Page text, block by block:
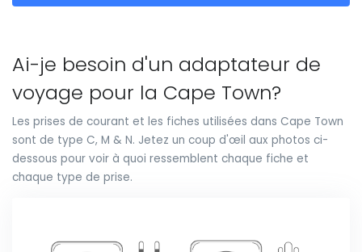
Ai-je besoin d'un adaptateur de
voyage pour la Cape Town?
Les prises de courant et les fiches utilisées dans Cape Town
sont de type C, M & N. Jetez un coup d'œil aux photos ci-
dessous pour voir à quoi ressemblent chaque fiche et
chaque type de prise.